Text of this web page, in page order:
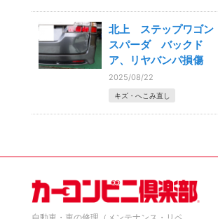
北上 ステップワゴン
スパーダ バックド
ア、リヤバンパ損傷
2025/08/22
キズ・へこみ直し